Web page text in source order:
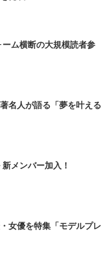
ム横断の大規模読者参
名人が語る「夢を叶える
メンバー加入！
女優を特集「モデルプレ